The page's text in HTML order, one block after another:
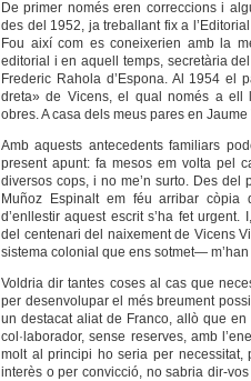
De primer només eren correccions i
des del 1952, ja treballant fix a
Fou així com es coneixerien amb la
editorial i en aquell temps, secretària
Frederic Rahola d’Espona. Al 1954
dreta» de Vicens, el qual només a ell
obres. A casa dels meus pares en
Amb aquests antecedents familiars
present apunt: fa mesos em volta pel
diversos cops, i no me’n surto. Des del
Muñoz Espinalt em féu arribar còpia
d’enllestir aquest escrit s’ha fet
del centenari del naixement de Vicens
sistema colonial que ens sotmet—
Voldria dir tantes coses al cas que
per desenvolupar el més breument
un destacat aliat de Franco, allò que
col·laborador, sense reserves, amb
molt al principi ho seria per
interès o per convicció, no sabria dir-